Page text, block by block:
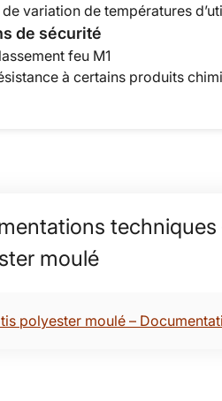
variation de températures
de sécurité
feu M1
à certains produits
techniques
moulé
polyester moulé –